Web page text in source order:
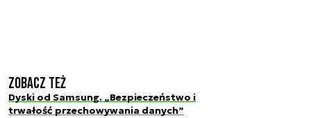
Zobacz też
Dyski od Samsung. „Bezpieczeństwo i
trwałość przechowywania danych”